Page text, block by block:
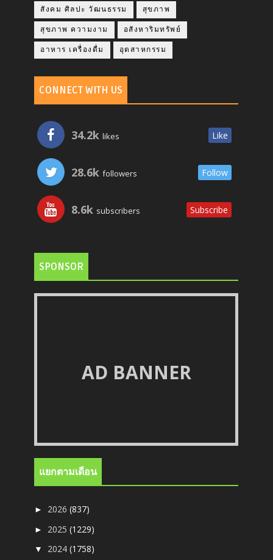
สังคม ศิลปะ วัฒนธรรม สุขภาพ
สุขภาพ ความงาม อสังหาริมทรัพย์
อาหาร เครื่องดื่ม อุตสาหกรรม
CONNECT WITH US
34.2k likes Like
28.6k followers Follow
8.6k subscribers Subscribe
SPONSOR
AD BANNER
แยกตามเดือน
► 2026(837)
► 2025(1229)
▼ 2024(1758)